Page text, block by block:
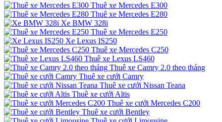
Thuê xe Mercedes E300
Thuê xe Mercedes E280
Xe BMW 328i
Thuê xe Mercedes E250
Xe Lexus IS250
Thuê xe Mercedes C250
Thuê xe Lexus LS460
Thuê xe Camry 2.0 theo tháng
Thuê xe cưới Camry
Thuê xe cưới Nissan Teana
Thuê xe cưới Altis
Thuê xe cưới Mercedes C200
Thuê xe cưới Bentley